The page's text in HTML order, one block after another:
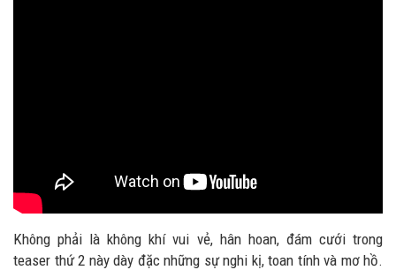
Không phải là không khí vui vẻ, hân hoan, đám cưới trong
teaser thứ 2 này dày đặc những sự nghi kị, toan tính và mơ hồ.